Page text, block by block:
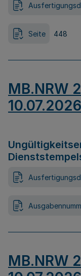
Seite 448
MB.NRW
10.07.2026
MB.NRW